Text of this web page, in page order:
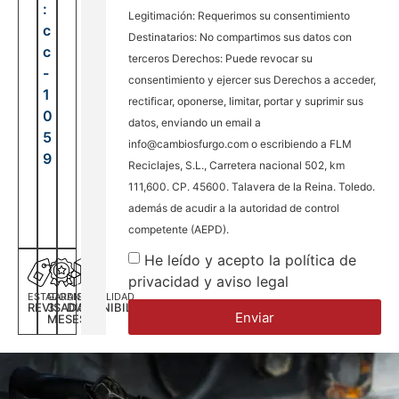
ESTADO
REVISADA
GARANTÍA
3
MESES
DISPONILIDAD
DISPONIBILIDAD
:
c
c
-
1
0
5
9
Legitimación: Requerimos su consentimiento
Destinatarios: No compartimos sus datos con
terceros Derechos: Puede revocar su
consentimiento y ejercer sus Derechos a acceder,
rectificar, oponerse, limitar, portar y suprimir sus
datos, enviando un email a
info@cambiosfurgo.com o escribiendo a FLM
Reciclajes, S.L., Carretera nacional 502, km
111,600. CP. 45600. Talavera de la Reina. Toledo.
además de acudir a la autoridad de control
competente (AEPD).
He leído y acepto la política de
privacidad y aviso legal
Enviar